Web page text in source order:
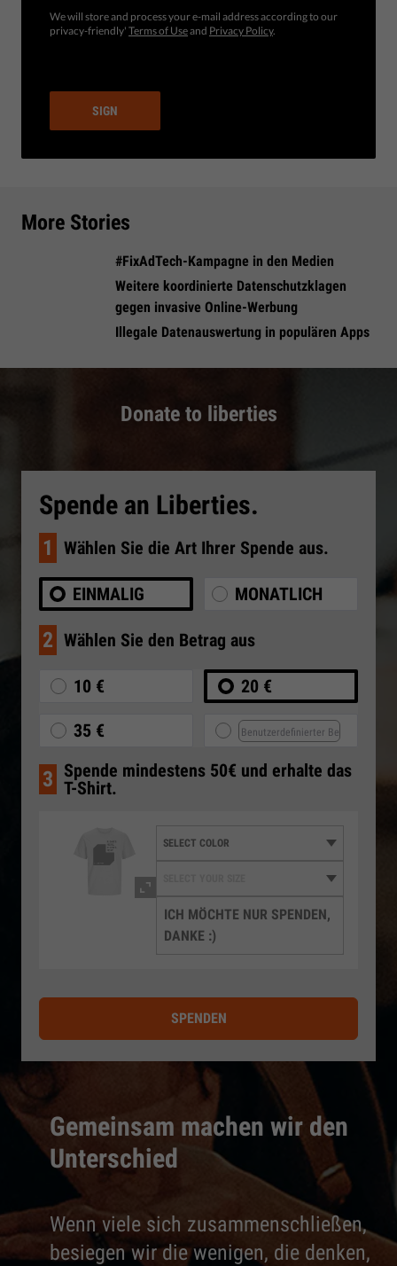
We will store and process your e-mail address according to our
privacy-friendly' Terms of Useand Privacy Policy.
SIGN
More Stories
#FixAdTech-Kampagne in den Medien
Weitere koordinierte Datenschutzklagen
gegen invasive Online-Werbung
Illegale Datenauswertung in populären Apps
Donate to liberties
Gemeinsam machen wir den
Unterschied
Wenn viele sich zusammenschließen,
besiegen wir die wenigen, die denken,
Spende an Liberties.
1 Wählen Sie die Art Ihrer Spende aus.
EINMALIG MONATLICH
2 Wählen Sie den Betrag aus
10 € 20 €
35 €
3 Spende mindestens 50€ und erhalte das
T-Shirt.
ICH MÖCHTE NUR SPENDEN,
DANKE :)
SPENDEN